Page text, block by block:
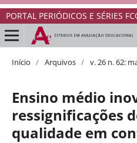
PORTAL PERIÓDICOS E SÉRIES
Início / Arquivos / v. 26 n. 62:
Ensino médio
ressignificações
qualidade em